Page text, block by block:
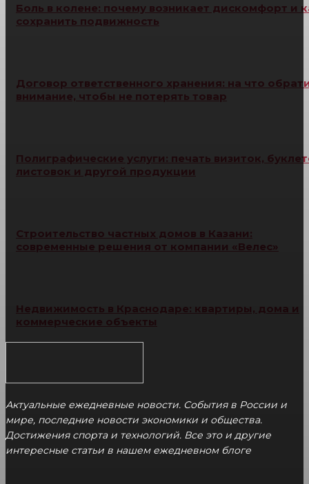
Боль в колене: почему возникает дискомфорт и
сохранить подвижность
Договор ответственного хранения: на что
внимание, чтобы не потерять товар
Полиграфические услуги: печать визиток,
листовок и другой продукции
Строительство частных домов в Казани:
современные решения от компании «Велес»
Недвижимость в Краснодаре: квартиры, дома и
коммерческие объекты
Актуальные ежедневные новости. События в России и
мире, последние новости экономики и общества.
Достижения спорта и технологий. Все это и другие
интересные статьи в нашем ежедневном блоге